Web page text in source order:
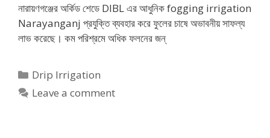
নারায়ণগঞ্জের অর্কিড শেডে DIBL এর আধুনিক fogging irrigation
Narayanganj প্রযুক্তি ব্যবহার করে ফুলের চাষে অভাবনীয় সাফল্য
লাভ করেছে। কম পরিশ্রমে অধিক ফলনের জন্
Categories
Drip Irrigation
Leave a comment